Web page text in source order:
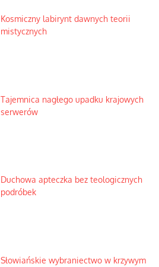
Kosmiczny labirynt dawnych teorii
mistycznych
Tajemnica nagłego upadku krajowych
serwerów
Duchowa apteczka bez teologicznych
podróbek
Słowiańskie wybraniectwo w krzywym